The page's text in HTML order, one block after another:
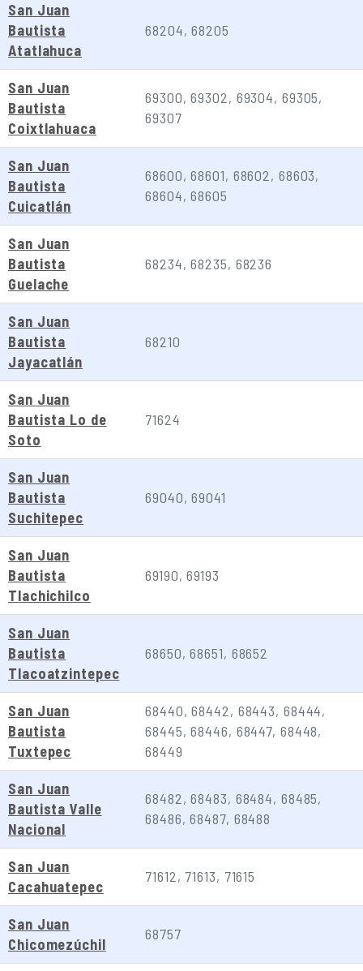
San Juan
Bautista
Atatlahuca
68204, 68205
San Juan
Bautista
Coixtlahuaca
69300, 69302, 69304, 69305,
69307
San Juan
Bautista
Cuicatlán
68600, 68601, 68602, 68603,
68604, 68605
San Juan
Bautista
Guelache
68234, 68235, 68236
San Juan
Bautista
Jayacatlán
68210
San Juan
Bautista Lo de
Soto
71624
San Juan
Bautista
Suchitepec
69040, 69041
San Juan
Bautista
Tlachichilco
69190, 69193
San Juan
Bautista
Tlacoatzintepec
68650, 68651, 68652
San Juan
Bautista
Tuxtepec
68440, 68442, 68443, 68444,
68445, 68446, 68447, 68448,
68449
San Juan
Bautista Valle
Nacional
68482, 68483, 68484, 68485,
68486, 68487, 68488
San Juan
Cacahuatepec
71612, 71613, 71615
San Juan
Chicomezúchil
68757